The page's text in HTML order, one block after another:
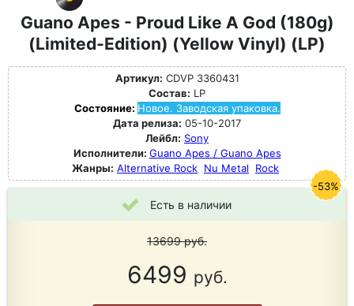
Guano Apes - Proud Like A God (180g)
(Limited-Edition) (Yellow Vinyl) (LP)
Артикул: CDVP 3360431
Состав: LP
Состояние: Новое. Заводская упаковка.
Дата релиза: 05-10-2017
Лейбл: Sony
Исполнители: Guano Apes / Guano Apes
Жанры: Alternative Rock Nu Metal Rock
Есть в наличии
13699руб.
6499 руб.
-53%